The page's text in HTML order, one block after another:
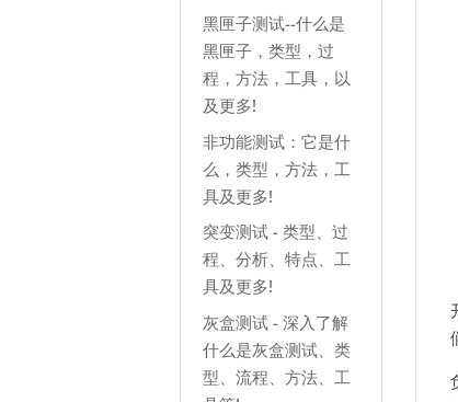
黑匣子测试--什么是
黑匣子，类型，过
程，方法，工具，以
及更多!
非功能测试：它是什
么，类型，方法，工
具及更多!
突变测试 - 类型、过
程、分析、特点、工
具及更多!
灰盒测试 - 深入了解
什么是灰盒测试、类
型、流程、方法、工